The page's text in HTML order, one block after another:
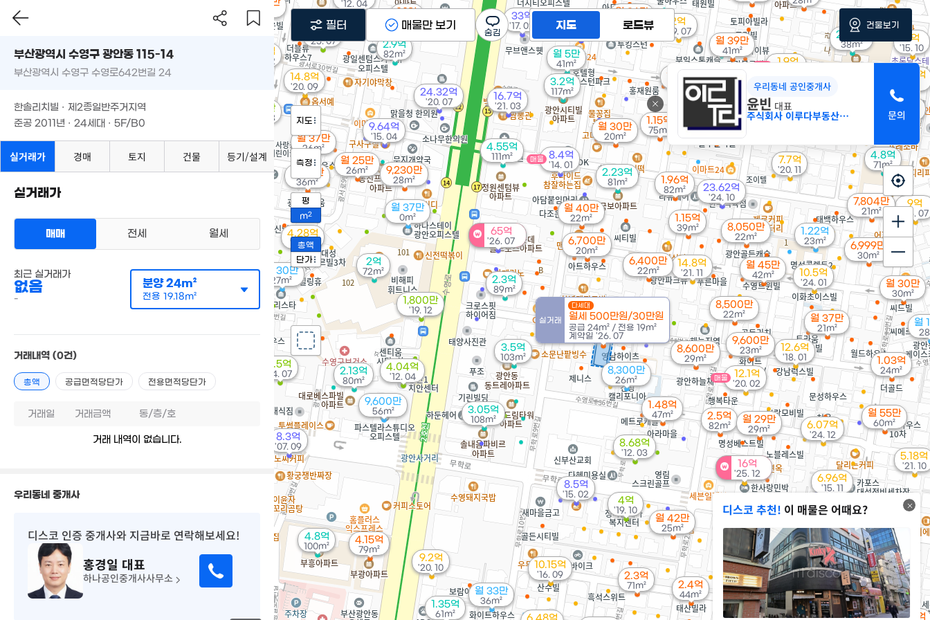
월 25만
26m²
월 45만
20m²
2.3억
33m²
월
월 37만
0m²
실거래
다세대
월세 500만원/30만원
공급 24m² / 전용 19m²
계약일 '26. 07
월 30만
20m²
8.4억
'14. 01
매물
2.24억
38m²
월 37만
21m²
65억
'26. 07
월 35만
19m²
월 37만
26m²
월 40만
22m²
월 39만
41m²
월 42만
25m²
월 36만
18m²
월 5만
41m²
12.1억
'20. 02
매물
1.9억
월 30만
30m²
1.4억
20m²
2억
72m²
월 33만
36m²
9,600만
56m²
월 55만
36m²
1.15억
39m²
월 45만
42m²
1.76억
2.9억
82m²
6,999만
30m²
월 53만
35m²
3.05억
108m²
3.5억
103m²
4.55억
111m²
2.5억
82m²
월 55만
60m²
1.5억
16억
'25. 12
3.45억
2.3억
71m² 2.4억
44m²
월 29만
29m²
3.2억
117m²
15억
'25. 07
9억
'25. 07
11억
'25. 04
6.07억
'24. 12
23.62억
'24. 10
2.13억
80m²
2.2억
1.48억
47m²
월 30만
27m²
10.5억
'24. 01
1.15억
75m²
14.15억
'22. 09
1.1억
43m²
4.8억
71m²
14.8억
'21. 11
5.18억
'21. 10
2.23억
81m²
4.8억
100m²
4.15억
79m²
3.7억
16.7억
'21. 03
7.7억
'20. 11
9.2억
'20. 10
14.8억
'20. 09
24.32억
'20. 07
9,230만
28m²
2.3억
89m²
1.35억
61m²
1,800만
'19. 12
1.96억
82m²
7,804만
21m²
1.22억
23m²
1.03억
24m²
4억
'19. 10
12.6억
'19. 06
3.35억
'18. 06
1.97억
99m²
12.6억
'18. 01
33억
'17. 02
10.15억
'16. 09
610만
'16. 08
4.28억
'16. 07
9,600만
23m²
6,400만
22m²
8,500만
22m²
8,050만
22m²
6.96억
'15. 11
6.48억
3억
'15. 10
6,700만
20m²
8,300만
26m²
9.64억
'15. 04
2.6억
'15. 03
8.5억
'15. 02
8,600만
29m²
2.5억
'14. 07
'12. 04
4.04억
'12. 04
8.68억
'12. 03
2.9억
'11. 11
2.5억
'10. 12
2억
'09. 07
8.3억
'07. 09
디스코 추천! 이 매물은 어때요?
우리동네 공인중개사
윤빈 대표
주식회사 이루다부동산중개법인
지도 로드뷰
지도
측정
평
m2
총액
단가
필터 매물만 보기 건물보기
부산광역시 수영구 광안동 115-14
부산광역시 수영구 수영로642번길 24
한솔리치빌 · 제2종일반주거지역
준공 2011년 · 24세대 · 5F/B0
실거래가 경매 토지 건물 등기/설계
실거래가
매매 전세 월세
최근 실거래가
없음
-
분양24m²
전용 19.18m²
거래내역 (0건)
총액 공급면적당단가 전용면적당단가
거래일 거래금액 동/층/호
거래 내역이 없습니다.
우리동네 중개사
디스코 인증 중개사와 지금바로 연락해보세요!
홍경일 대표
하나공인중개사사무소